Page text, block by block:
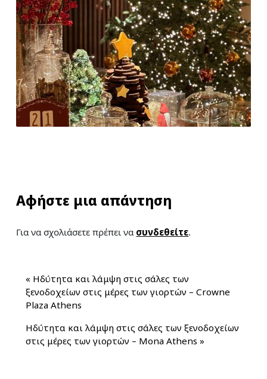
Αφήστε μια απάντηση
Για να σχολιάσετε πρέπει να συνδεθείτε.
« Ηδύτητα και λάμψη στις σάλες των
ξενοδοχείων στις μέρες των γιορτών – Crowne
Plaza Athens
Ηδύτητα και λάμψη στις σάλες των ξενοδοχείων
στις μέρες των γιορτών – Mona Athens »